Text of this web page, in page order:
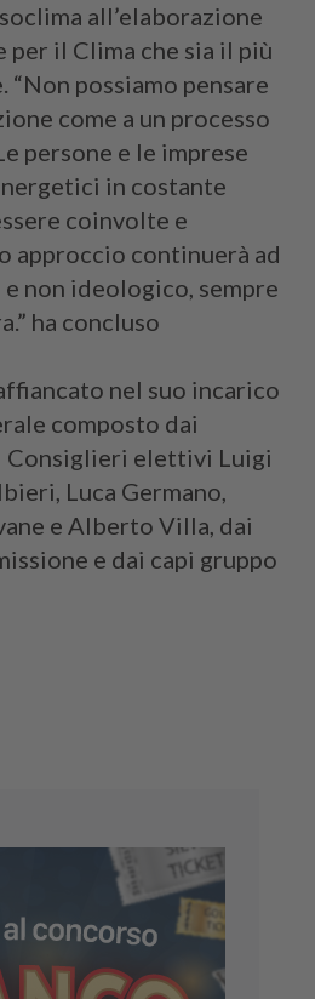
all’elaborazione
per il Clima che sia il più
possiamo pensare
come a un processo
persone e le imprese
in costante
coinvolte e
approccio continuerà ad
non ideologico, sempre
ha concluso
nel suo incarico
composto dai
Consiglieri elettivi Luigi
Luca Germano,
e Alberto Villa, dai
e dai capi gruppo